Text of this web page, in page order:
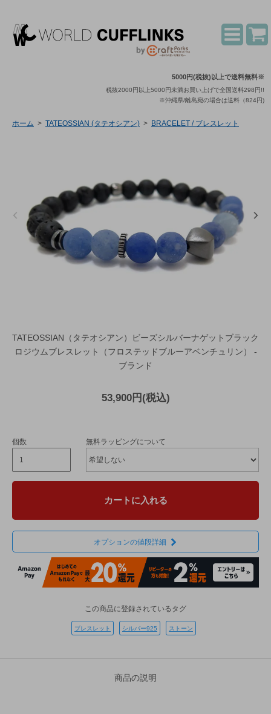
5000円(税抜)以上で送料無料※
税抜2000円以上5000円未満お買い上げで全国送料298円!!
※沖縄県/離島宛の場合は送料（824円)
ホーム > TATEOSSIAN (タテオシアン) > BRACELET / ブレスレット
TATEOSSIAN（タテオシアン）ビーズシルバーナゲットブラック
ロジウムブレスレット（フロステッドブルーアベンチュリン） -
ブランド
53,900円(税込)
個数 無料ラッピングについて
カートに入れる
オプションの値段詳細
この商品に登録されているタグ
ブレスレット シルバー925 ストーン
商品の説明